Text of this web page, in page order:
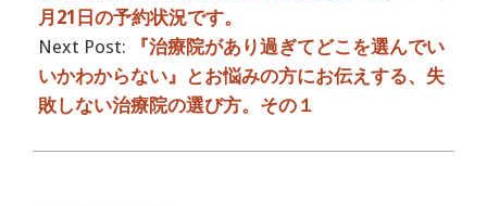
23
月21日の予約状況です。
Next Post:
『治療院があり過ぎてどこを選んでい
いかわからない』とお悩みの方にお伝えする、失
敗しない治療院の選び方。その１